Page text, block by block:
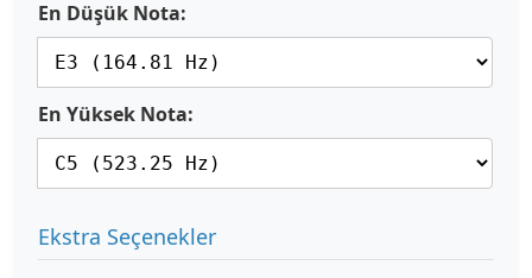
En Düşük Nota:
En Yüksek Nota:
Ekstra Seçenekler